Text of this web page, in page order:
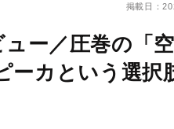
掲載日：
ー／圧巻の「
ーカという選択